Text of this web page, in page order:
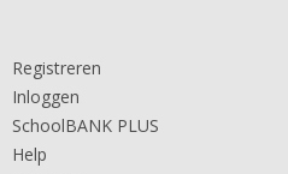
Registreren
Inloggen
SchoolBANK PLUS
Help